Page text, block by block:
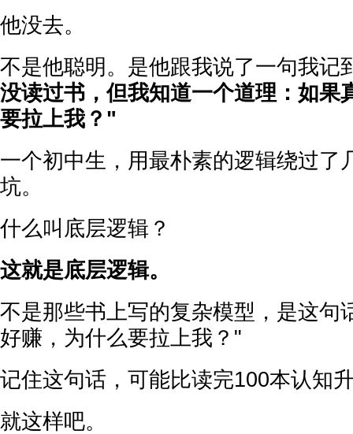
他没去。
不是他聪明。是他跟我说了一句我
没读过书，但我知道一个道理：如果
要拉上我？"
一个初中生，用最朴素的逻辑绕过了
坑。
什么叫底层逻辑？
这就是底层逻辑。
不是那些书上写的复杂模型，是这
好赚，为什么要拉上我？"
记住这句话，可能比读完100本认知
就这样吧。